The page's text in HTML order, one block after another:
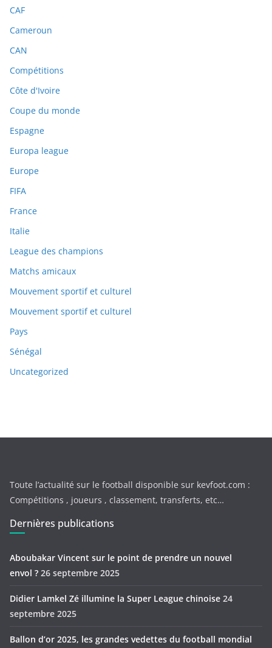
CAF
Cameroun
CAN
Compétitions
Côte d'Ivoire
Coupe du monde
Espagne
Europa league
Europe
FIFA
France
Italie
League des champions
Matchs amicaux
Mouvement sportif et culturel
Mouvement sportif et culturel
Pays
Sénégal
Uncategorized
Toute l’actualité sur le football disponible sur kevfoot.com :
Compétitions , joueurs , classement, transferts, etc…
Dernières publications
Aboubakar Vincent sur le point de prendre un nouvel
envol ? 26 septembre 2025
Didier Lamkel Zé illumine la Super League chinoise 24
septembre 2025
Ballon d’or 2025, les grandes vedettes du football mondial